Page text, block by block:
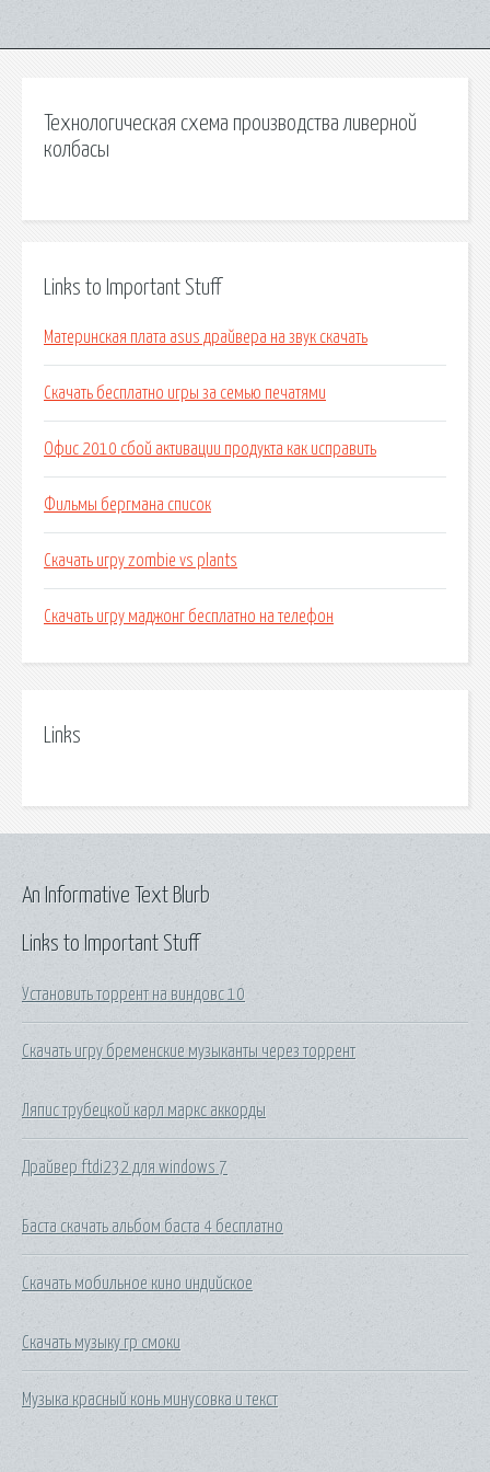
Технологическая схема производства ливерной
колбасы
Links to Important Stuff
Материнская плата asus драйвера на звук скачать
Скачать бесплатно игры за семью печатями
Офис 2010 сбой активации продукта как исправить
Фильмы бергмана список
Скачать игру zombie vs plants
Скачать игру маджонг бесплатно на телефон
Links
Links to Important Stuff
Установить торрент на виндовс 10
Скачать игру бременские музыканты через торрент
Ляпис трубецкой карл маркс аккорды
Драйвер ftdi232 для windows 7
Баста скачать альбом баста 4 бесплатно
Скачать мобильное кино индийское
Скачать музыку гр смоки
Музыка красный конь минусовка и текст
An Informative Text Blurb